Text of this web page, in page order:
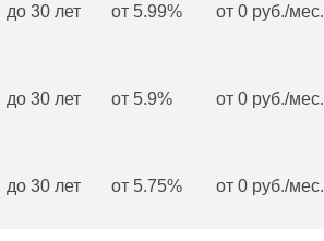
до 30 лет от 5.99% от 0 руб./мес.
до 30 лет от 5.9% от 0 руб./мес.
до 30 лет от 5.75% от 0 руб./мес.